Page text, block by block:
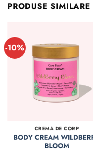
PRODUSE SIMILARE
-10%
CREMĂ DE CORP
BODY CREAM
BLOOM